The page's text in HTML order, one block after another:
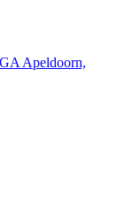
Apeldoorn,